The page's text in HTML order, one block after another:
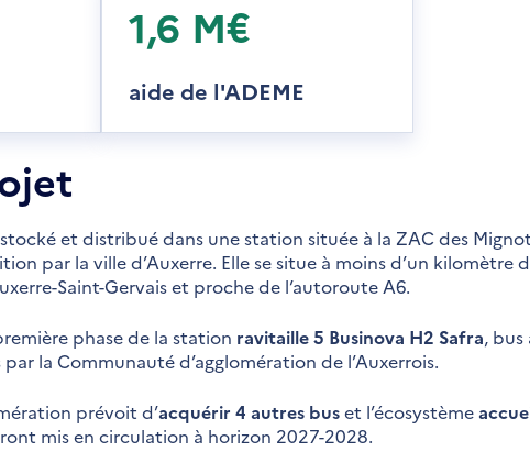
1,6 M€
aide de l'ADEME
et distribué dans une station située à la ZAC des
par la ville d’Auxerre. Elle se situe à moins d’un
Saint-Gervais et proche de l’autoroute A6.
phase de la station ravitaille 5 Businova H2 Safra,
la Communauté d’agglomération de l’Auxerrois.
prévoit d’acquérir 4 autres buset l’écosystème
mis en circulation à horizon 2027-2028.